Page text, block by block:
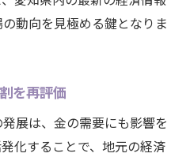
動向を見極める鍵となりま
を再評価
展は、金の需要にも影響を
化することで、地元の経済